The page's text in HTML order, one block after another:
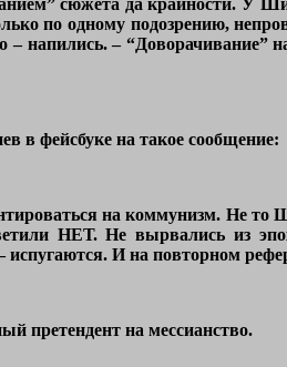
сюжета да крайности. У
по одному подозрению,
– напились. –
в фейсбуке на такое сообщение:
на коммунизм. Не то
НЕТ. Не вырвались из
испугаются. И на повторном
претендент на мессианство.